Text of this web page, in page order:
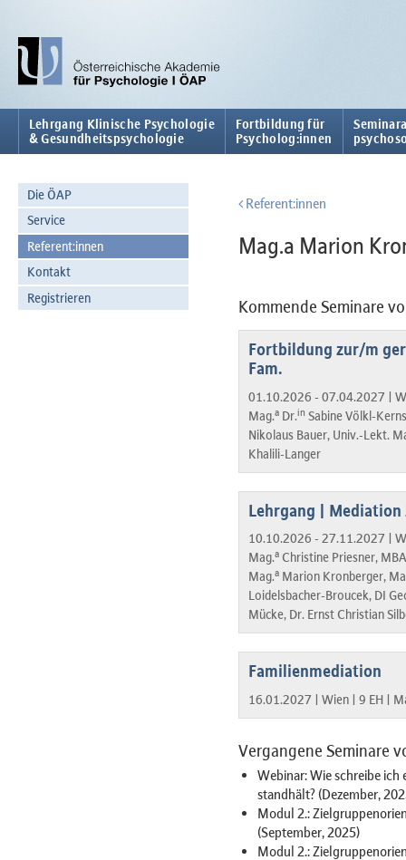
Lehrgang Klinische Psychologie
& Gesundheitspsychologie
Fortbildung für
Psycholog:innen
Die ÖAP
Service
Referent:innen
Kontakt
Registrieren
Referent:innen
Mag.a Marion
Kommende Seminare
Fortbildung zur/m
Fam.
01.10.2026 - 07.04.2027 |
Mag.aDr.in Sabine Völkl-
Nikolaus Bauer, Univ.-Lekt.
Khalili-Langer
Lehrgang |
10.10.2026 - 27.11.2027 |
Mag.aChristine Priesner,
Mag.aMarion Kronberger,
Loidelsbacher-Broucek, DI
Mücke, Dr. Ernst Christian
Familienmediation
16.01.2027 | Wien | 9 EH |
Vergangene Seminare
Webinar: Wie schreibe ich
standhält? (Dezember,
Modul 2.:
(September, 2025)
Modul 2.: